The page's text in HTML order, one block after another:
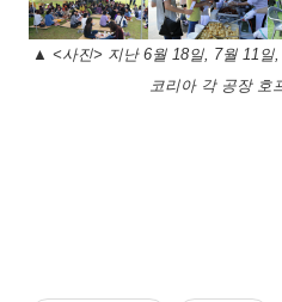
▲ <사진> 지난 6월 18일, 7월 11일
코리아 각 공장 호